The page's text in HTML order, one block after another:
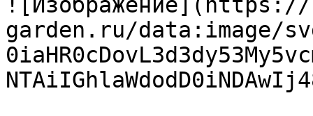
garden.ru/data:image/